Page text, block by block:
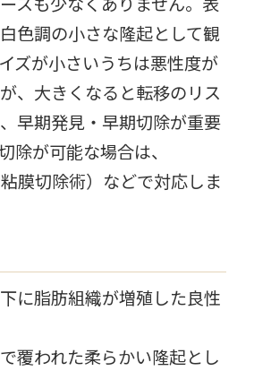
色調の小さな隆起として観
ズが小さいうちは悪性度が
、大きくなると転移のリス
早期発見・早期切除が重要
除が可能な場合は、
膜切除術）などで対応しま
に脂肪組織が増殖した良性
覆われた柔らかい隆起とし